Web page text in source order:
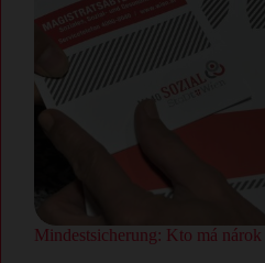
Mindestsicherung: Kto má nárok